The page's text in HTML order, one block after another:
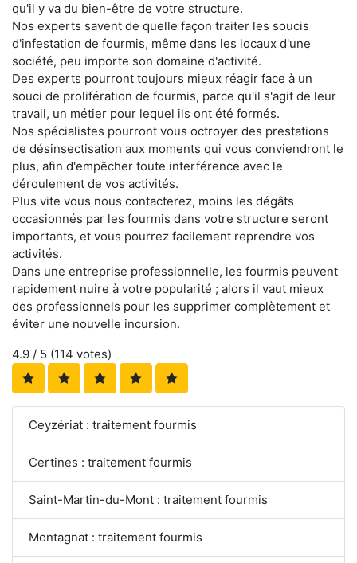
qu'il y va du bien-être de votre structure.
Nos experts savent de quelle façon traiter les soucis
d'infestation de fourmis, même dans les locaux d'une
société, peu importe son domaine d'activité.
Des experts pourront toujours mieux réagir face à un
souci de prolifération de fourmis, parce qu'il s'agit de leur
travail, un métier pour lequel ils ont été formés.
Nos spécialistes pourront vous octroyer des prestations
de désinsectisation aux moments qui vous conviendront le
plus, afin d'empêcher toute interférence avec le
déroulement de vos activités.
Plus vite vous nous contacterez, moins les dégâts
occasionnés par les fourmis dans votre structure seront
importants, et vous pourrez facilement reprendre vos
activités.
Dans une entreprise professionnelle, les fourmis peuvent
rapidement nuire à votre popularité ; alors il vaut mieux
des professionnels pour les supprimer complètement et
éviter une nouvelle incursion.
4.9 / 5 (114 votes)
Ceyzériat : traitement fourmis
Certines : traitement fourmis
Saint-Martin-du-Mont : traitement fourmis
Montagnat : traitement fourmis